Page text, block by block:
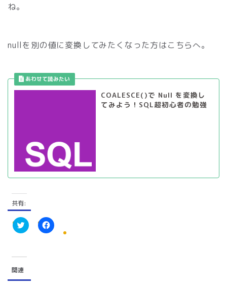
ね。
nullを別の値に変換してみたくなった方はこちらへ。
COALESCE()で Null を変換し
てみよう！SQL超初心者の勉強
共有:
ク
し
て
T
w
F
関連